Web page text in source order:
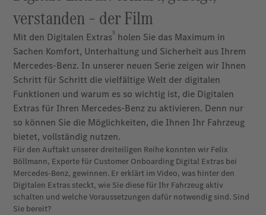
verstanden – der Film
Mit den Digitalen Extras5 holen Sie das Maximum in
Sachen Komfort, Unterhaltung und Sicherheit aus Ihrem
Mercedes-Benz. In unserer neuen Serie zeigen wir Ihnen
Schritt für Schritt die vielfältige Welt der digitalen
Funktionen und warum es so wichtig ist, die Digitalen
Extras für Ihren Mercedes-Benz zu aktivieren. Denn nur
so können Sie die Möglichkeiten, die Ihnen Ihr Fahrzeug
bietet, vollständig nutzen.
Für den Auftakt unserer dreiteiligen Reihe konnten wir Felix
Böllmann, Experte für Customer Onboarding Digital Extras bei
Mercedes-Benz, gewinnen. Er erklärt im Video, was hinter den
Digitalen Extras steckt, wie Sie diese für Ihr Fahrzeug aktiv
schalten und welche Voraussetzungen dafür notwendig sind. Sind
Sie bereit?